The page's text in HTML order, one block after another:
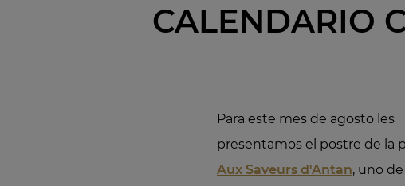
CALENDARIO
Para este mes de agosto les
presentamos el postre de la
Aux Saveurs d'Antan, uno